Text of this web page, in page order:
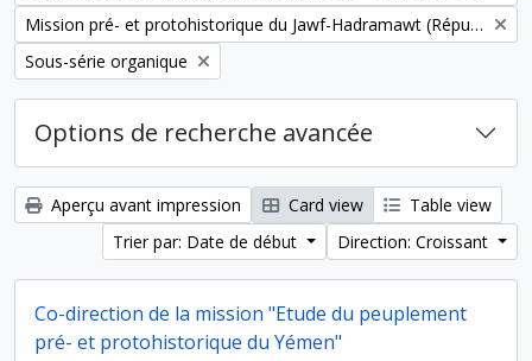
Remove filter:
Mission pré- et protohistorique du Jawf-Hadramawt (République du Yémen)
Remove filter:
Sous-série organique
Options de recherche avancée
Aperçu avant impression Card view
Table view
Trier par: Date de début
Direction: Croissant
Co-direction de la mission "Etude du peuplement
pré- et protohistorique du Yémen"